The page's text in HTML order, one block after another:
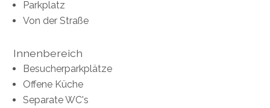
Parkplatz
Von der Straße
Innenbereich
Besucherparkplätze
Offene Küche
Separate WC's